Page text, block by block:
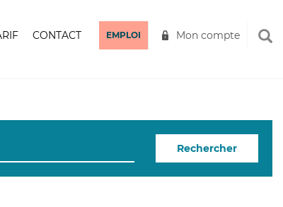
CONTACT EMPLOI Mon compte
Rechercher